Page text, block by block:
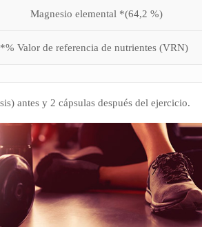
Magnesio elemental *(64,2 %)
*% Valor de referencia de nutrientes (VRN)
antes y 2 cápsulas después del ejercicio.